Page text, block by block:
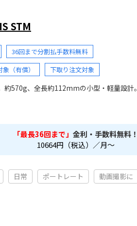
STM
36回まで分割払手数料無料
（有償） 下取り注文対象
570g、全長約112mmの小型・軽量設計。
「最長36回まで」 金利・手数料無料！
10664円（税込）／月～
日常 ポートレート 動画撮影に